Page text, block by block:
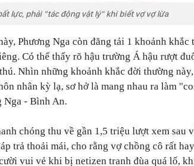
lực, phải "tác động vật lý" khi biết vợ vợ lừa
Phương Nga còn đăng tải 1 khoảnh khắc
Có thể thấy rõ hậu trường Á hậu rượt
Nhìn những khoảnh khắc đời thường
nhân kỳ lạ, sơ hở là mang nhau ra làm
Nga - Bình An.
chóng thu về gần 1,5 triệu lượt xem sau
trả thoải mái, cho rằng vợ chồng cô rất
vui vẻ khi bị netizen tranh đùa quá lố,